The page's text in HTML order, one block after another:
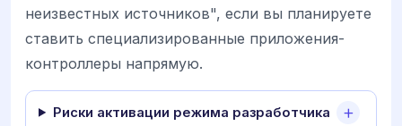
неизвестных источников", если вы планируете
ставить специализированные приложения-
контроллеры напрямую.
Риски активации режима разработчика